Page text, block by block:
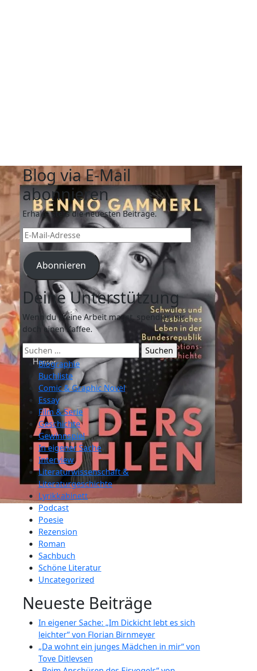
Blog via E-Mail
abonnieren
Erhalte stets die neuesten Beiträge.
E-
Mail-
Adresse
Abonnieren
Deine Unterstützung
Wenn du meine Arbeit magst, spendier mir
doch einen Kaffee.
Suchen
nach:Biographie
Buchliste
Comic & Graphic Novel
Essay
Film & Serie
Geschichte
Gewinnspiel
In eigener Sache
Interview
Literaturwissenschaft &
Literaturgeschichte
Lyrikkabinett
Podcast
Poesie
Rezension
Roman
Sachbuch
Schöne Literatur
Uncategorized
Neueste Beiträge
In eigener Sache: „Im Dickicht lebt es sich
leichter“ von Florian Birnmeyer
„Da wohnt ein junges Mädchen in mir“ von
Tove Ditlevsen